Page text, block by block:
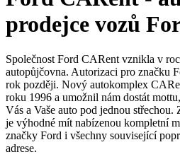
prodejce vozů
Společnost Ford CARent vznikla v
autopůjčovna. Autorizaci pro značku
rok později. Nový autokomplex
roku 1996 a umožnil nám dostát
Vás a Vaše auto pod jednou střechou.
je výhodné mít nabízenou kompletní
značky Ford i všechny související
adrese.